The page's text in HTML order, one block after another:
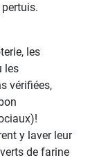
les
les
vérifiées,
y laver leur
de farine